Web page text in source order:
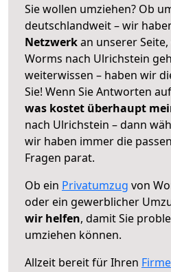
Sie wollen umziehen? Ob
deutschlandweit – wir
Netzwerkan unserer
Worms nach Ulrichstein
weiterwissen – haben wir
Sie! Wenn Sie Antworten
was kostet überhaupt
nach Ulrichstein – dann
wir haben immer die
Fragen parat.
Ob ein Privatumzug von
oder ein gewerblicher
wir helfen, damit Sie
umziehen können.
Allzeit bereit für Ihren